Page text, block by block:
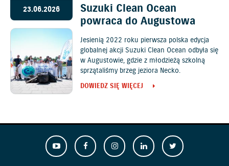
23.06.2026
Suzuki Clean Ocean
powraca do Augustowa
Jesienią 2022 roku pierwsza polska edycja
globalnej akcji Suzuki Clean Ocean odbyła się
w Augustowie, gdzie z młodzieżą szkolną
sprzątaliśmy brzeg jeziora Necko.
DOWIEDZ SIĘ WIĘCEJ